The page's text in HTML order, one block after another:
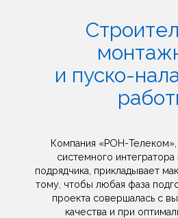
и пуско-
Компания «РОН-Телеком»,
системного интегратора
подрядчика, прикладывает
тому, чтобы любая фаза
проекта совершалась с
качества и при